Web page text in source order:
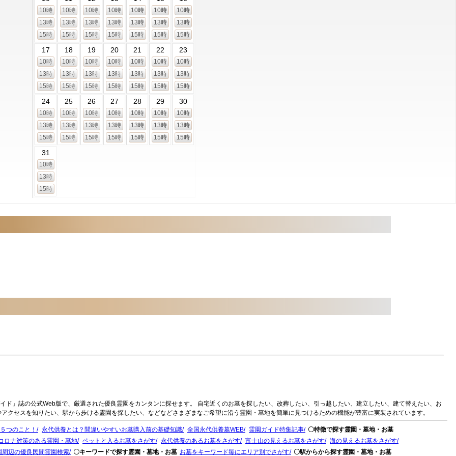
10時
13時
15時
10時
13時
15時
10時
13時
15時
10時
13時
15時
10時
13時
15時
10時
13時
15時
10時
13時
15時
17
10時
13時
15時
18
10時
13時
15時
19
10時
13時
15時
20
10時
13時
15時
21
10時
13時
15時
22
10時
13時
15時
23
10時
13時
15時
24
10時
13時
15時
25
10時
13時
15時
26
10時
13時
15時
27
10時
13時
15時
28
10時
13時
15時
29
10時
13時
15時
30
10時
13時
15時
31
10時
13時
15時
ド」誌の公式Web版で、厳選された優良霊園をカンタンに探せます。 自宅近くのお墓を探したい、改葬したい、引っ越したい、建立したい、建て替えたい、お
クセスを知りたい、駅から歩ける霊園を探したい、などなどさまざまなご希望に沿う霊園・墓地を簡単に見つけるための機能が豊富に実装されています。
つのこと！ 永代供養とは？間違いやすいお墓購入前の基礎知識 全国永代供養墓WEB 霊園ガイド特集記事
〇特徴で探す霊園・墓地・お墓
ロナ対策のある霊園・墓地 ペットと入るお墓をさがす 永代供養のあるお墓をさがす 富士山の見えるお墓をさがす
海の見えるお墓をさがす
周辺の優良民間霊園検索 〇キーワードで探す霊園・墓地・お墓 お墓をキーワード毎にエリア別でさがす 〇駅からから探す霊園・墓地・お墓